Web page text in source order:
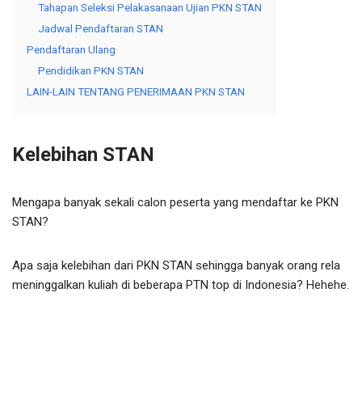
Tahapan Seleksi Pelakasanaan Ujian PKN STAN
Jadwal Pendaftaran STAN
Pendaftaran Ulang
Pendidikan PKN STAN
LAIN-LAIN TENTANG PENERIMAAN PKN STAN
Kelebihan STAN
Mengapa banyak sekali calon peserta yang mendaftar ke PKN
STAN?
Apa saja kelebihan dari PKN STAN sehingga banyak orang rela
meninggalkan kuliah di beberapa PTN top di Indonesia? Hehehe.